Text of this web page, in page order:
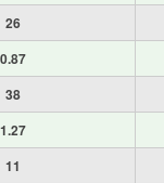
26
0.87
38
1.27
11